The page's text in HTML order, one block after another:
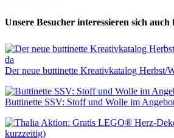
Unsere Besucher interessieren sich auch
Der neue buttinette Kreativkatalog Herbst/
Buttinette SSV: Stoff und Wolle im